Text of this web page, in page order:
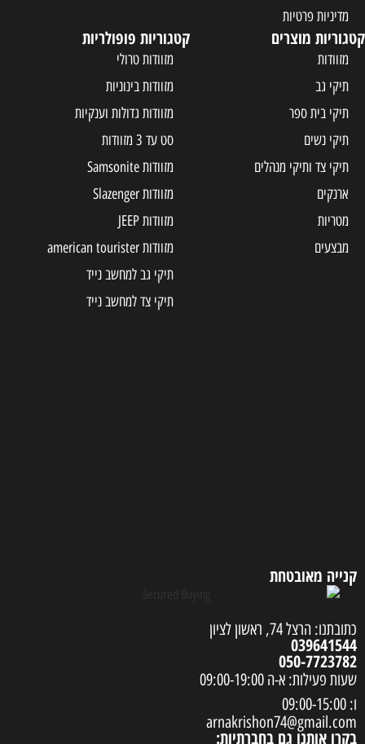
מדיניות פרטיות
קטגוריות מוצרים
מזוודות
תיקי גב
תיקי בית ספר
תיקי נשים
תיקי צד ותיקי מנהלים
ארנקים
מטריות
מבצעים
קטגוריות פופולריות
מזוודות טרולי
מזוודות בינוניות
מזוודות גדולות וענקיות
סט עד 3 מזוודות
מזוודות Samsonite
מזוודות Slazenger
מזוודות JEEP
מזוודות american tourister
תיקי גב למחשב נייד
תיקי צד למחשב נייד
קנייה מאובטחת
כתובתנו: הרצל 74, ראשון לציון
039641544
050-7723782
שעות פעילות: א-ה 09:00-19:00
ו: 09:00-15:00
arnakrishon74@gmail.com
בקרו אותנו גם בחברתיות: